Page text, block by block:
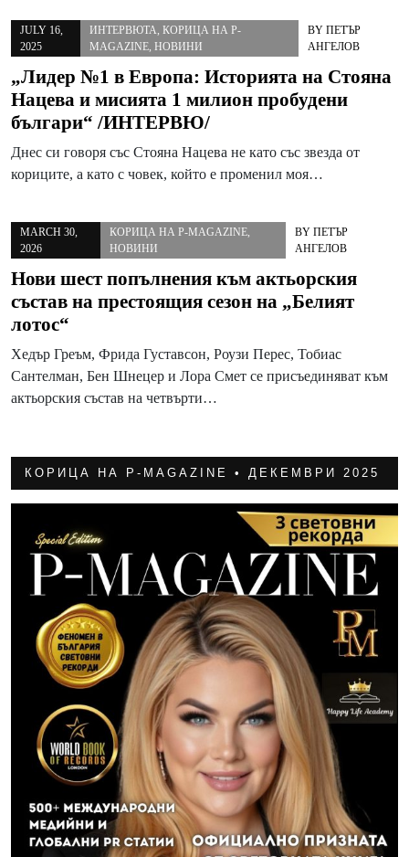
JULY 16,
2025
ИНТЕРВЮТА, КОРИЦА НА P-
MAGAZINE, НОВИНИ
BY ПЕТЪР
АНГЕЛОВ
„Лидер №1 в Европа: Историята на Стояна
Нацева и мисията 1 милион пробудени
българи“ /ИНТЕРВЮ/
Днес си говоря със Стояна Нацева не като със звезда от
кориците, а като с човек, който е променил моя…
MARCH 30,
2026
КОРИЦА НА P-MAGAZINE,
НОВИНИ
BYПЕТЪР
АНГЕЛОВ
Нови шест попълнения към актьорския
състав на престоящия сезон на „Белият
лотос“
Хедър Греъм, Фрида Густавсон, Роузи Перес, Тобиас
Сантелман, Бен Шнецер и Лора Смет се присъединяват към
актьорския състав на четвърти…
КОРИЦА НА P-MAGAZINE • ДЕКЕМВРИ 2025